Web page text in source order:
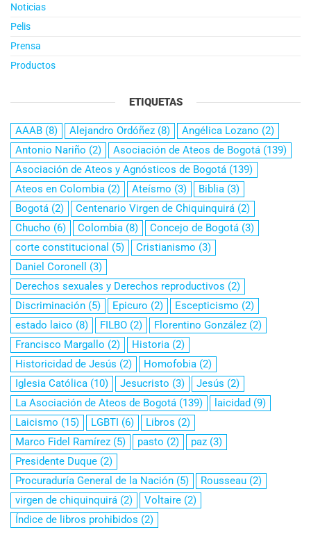
Noticias
Pelis
Prensa
Productos
ETIQUETAS
AAAB (8) Alejandro Ordóñez (8) Angélica Lozano (2)
Antonio Nariño (2) Asociación de Ateos de Bogotá (139)
Asociación de Ateos y Agnósticos de Bogotá (139)
Ateos en Colombia (2) Ateísmo (3) Biblia (3)
Bogotá (2) Centenario Virgen de Chiquinquirá (2)
Chucho (6) Colombia (8) Concejo de Bogotá (3)
corte constitucional (5) Cristianismo (3)
Daniel Coronell
(3)
Derechos sexuales y Derechos reproductivos (2)
Discriminación (5) Epicuro (2) Escepticismo (2)
estado laico (8) FILBO (2) Florentino González (2)
Francisco Margallo (2) Historia (2)
Historicidad de Jesús (2) Homofobia (2)
Iglesia Católica (10) Jesucristo (3) Jesús (2)
La Asociación de Ateos de Bogotá (139) laicidad (9)
Laicismo (15) LGBTI (6) Libros (2)
Marco Fidel Ramírez (5) pasto (2) paz (3)
Presidente Duque (2)
Procuraduría General de la Nación (5) Rousseau (2)
virgen de chiquinquirá (2) Voltaire (2)
Índice de libros prohibidos (2)